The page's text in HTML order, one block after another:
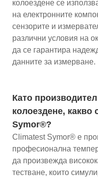
колоездене се
на електронните
сензорите и
различни условия на
да се гарантира
данните за измерване.
Като
колоездене, какво
Symor®?
Climatest Symor® е
професионална
да произвежда
тестване, които